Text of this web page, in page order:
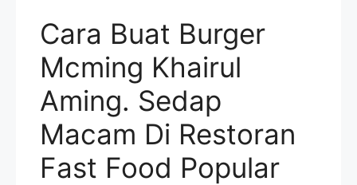
Cara Buat Burger
Mcming Khairul
Aming. Sedap
Macam Di Restoran
Fast Food Popular